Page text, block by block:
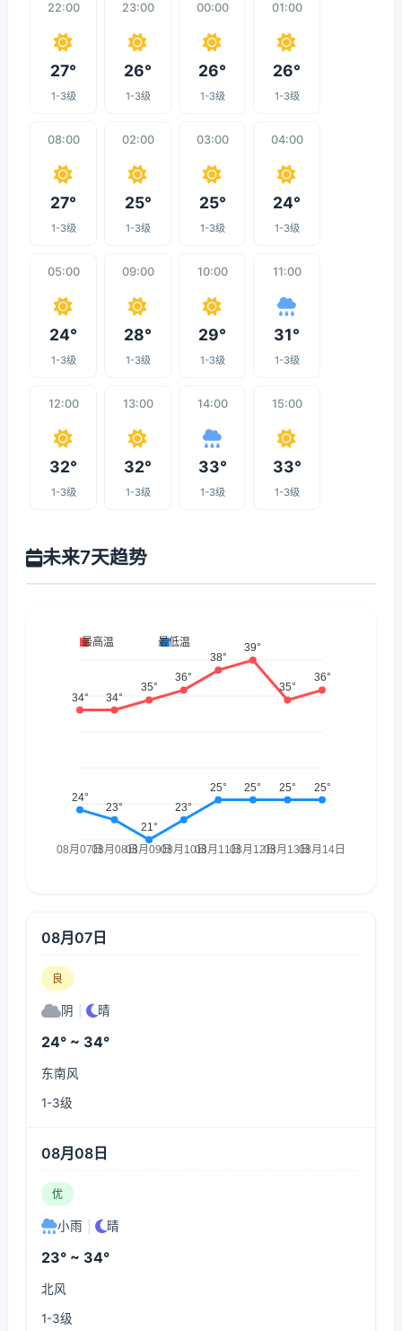
22:00
27°
1-3级
23:00
26°
1-3级
00:00
26°
1-3级
01:00
26°
1-3级
08:00
27°
1-3级
02:00
25°
1-3级
03:00
25°
1-3级
04:00
24°
1-3级
05:00
24°
1-3级
09:00
28°
1-3级
10:00
29°
1-3级
11:00
31°
1-3级
12:00
32°
1-3级
13:00
32°
1-3级
14:00
33°
1-3级
15:00
33°
1-3级
未来7天趋势
08月07日
良
阴 晴
24° ~ 34°
东南风
1-3级
08月08日
优
小雨 晴
23° ~ 34°
北风
1-3级